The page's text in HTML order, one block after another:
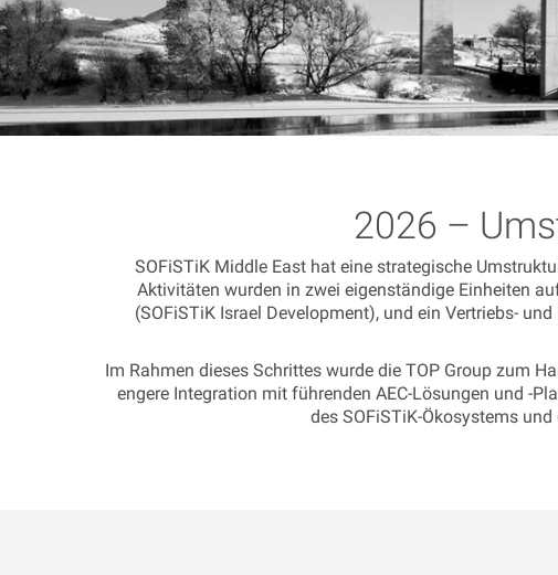
2026 –
SOFiSTiK Middle East hat eine strategische
Aktivitäten wurden in zwei eigenständige Einheiten
(SOFiSTiK Israel Development), und ein Vertriebs-
Im Rahmen dieses Schrittes wurde die TOP Group zum
engere Integration mit führenden AEC-Lösungen und -
des SOFiSTiK-Ökosystems